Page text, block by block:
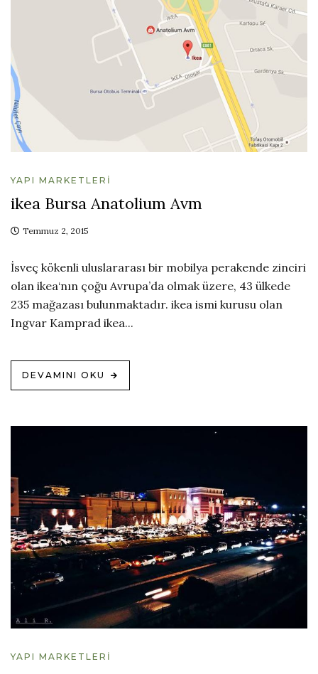
YAPI MARKETLERI
ikea Bursa Anatolium Avm
Temmuz 2, 2015
İsveç kökenli uluslararası bir mobilya perakende zinciri
olan ikea‘nın çoğu Avrupa’da olmak üzere, 43 ülkede
235 mağazası bulunmaktadır. ikea ismi kurusu olan
Ingvar Kamprad ikea...
DEVAMINI OKU
YAPI MARKETLERI